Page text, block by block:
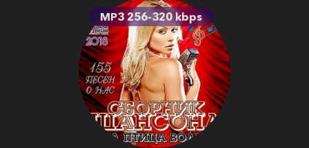
MP3 256-320 kbps